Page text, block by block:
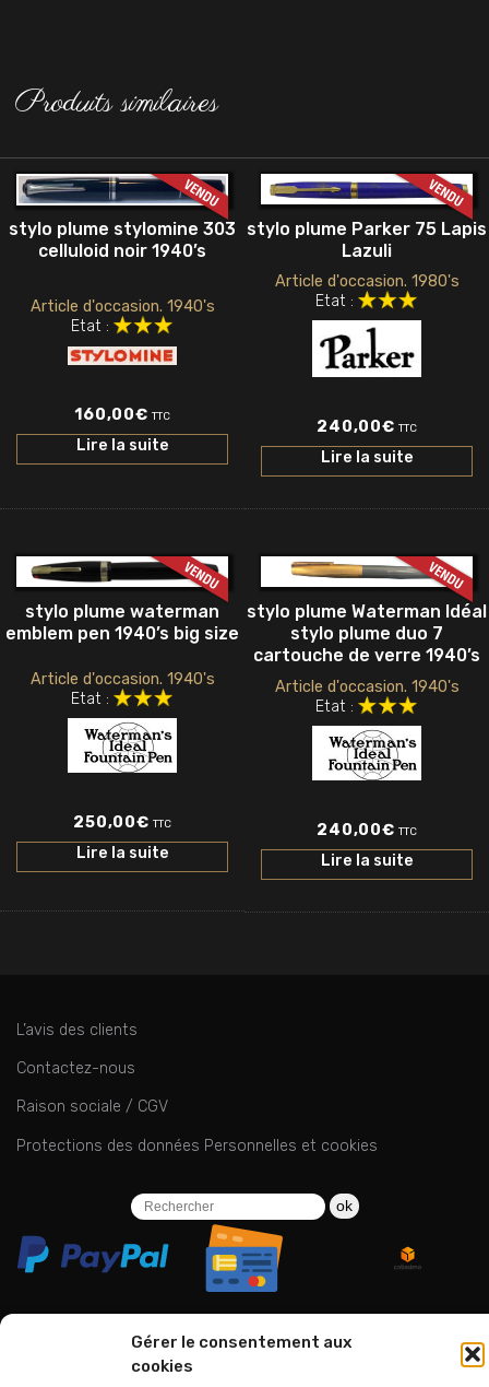
Gérer le consentement aux
cookies
Produits similaires
stylo plume stylomine 303
celluloid noir 1940’s
Article d'occasion. 1940's
Etat :
160,00€ TTC
Lire la suite
stylo plume Parker 75 Lapis
Lazuli
Article d'occasion. 1980's
Etat :
240,00€ TTC
Lire la suite
stylo plume waterman
emblem pen 1940’s big size
Article d'occasion. 1940's
Etat :
250,00€ TTC
Lire la suite
stylo plume Waterman Idéal
stylo plume duo 7
cartouche de verre 1940’s
Article d'occasion. 1940's
Etat :
240,00€ TTC
Lire la suite
L’avis des clients
Contactez-nous
Raison sociale / CGV
Protections des données Personnelles et cookies
ok
06 24 94 44 05